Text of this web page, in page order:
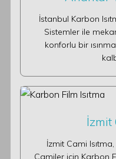
İstanbul Karbon
Sistemler ile
konforlu bir
İzmit
İzmit Cami